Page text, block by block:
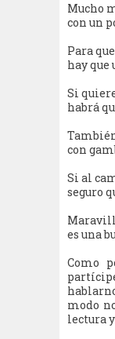
Mucho
con un
Para
hay que
Si
habrá
con
Si al
seguro
es una
Como
modo
lectura